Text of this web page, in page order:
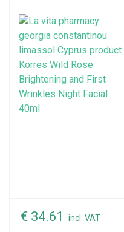
€ 34.61 incl. VAT